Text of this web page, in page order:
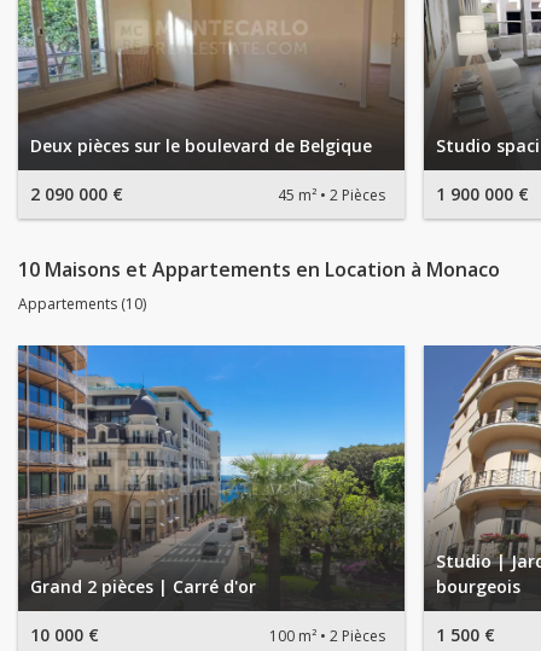
Deux pièces sur le boulevard de Belgique
2 090 000 € 45 m² 2 Pièces
Studio
1 900 000 €
10 Maisons et Appartements en Location à Monaco
Appartements (10)
Grand 2 pièces | Carré d'or
10 000 € 100 m² 2 Pièces
Studio |
bourgeois
1 500 €